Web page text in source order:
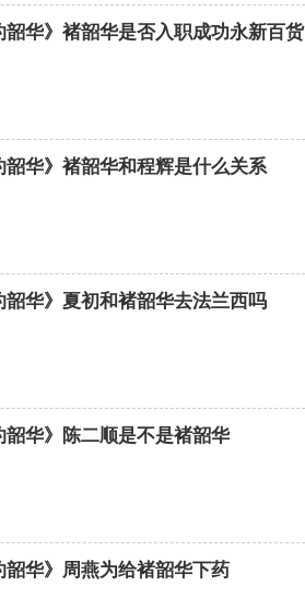
韶华》褚韶华是否入职成功永新百货
韶华》褚韶华和程辉是什么关系
韶华》夏初和褚韶华去法兰西吗
韶华》陈二顺是不是褚韶华
韶华》周燕为给褚韶华下药